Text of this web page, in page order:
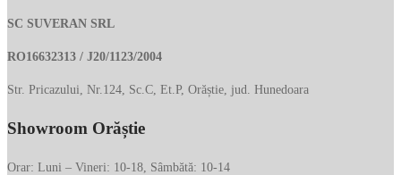
în
SC SUVERAN SRL
RO16632313 / J20/1123/2004
Str. Pricazului, Nr.124, Sc.C, Et.P, Orăștie, jud. Hunedoara
Showroom Orăștie
Orar: Luni – Vineri: 10-18, Sâmbătă: 10-14